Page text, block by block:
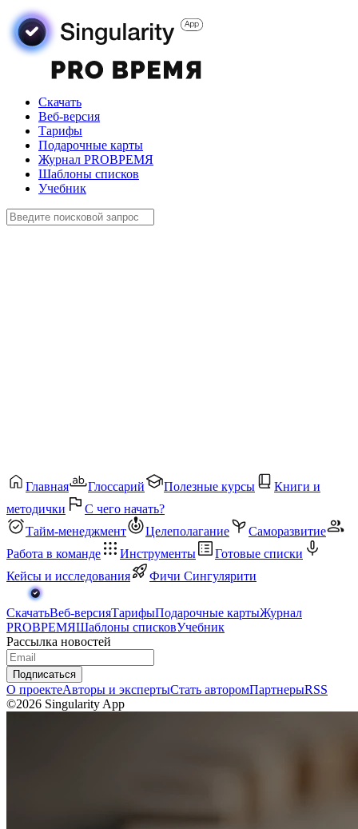
Скачать
Веб-версия
Тарифы
Подарочные карты
Журнал PROВРЕМЯ
Шаблоны списков
Учебник
Главная Глоссарий Полезные курсы
Книги и
методички
С чего начать?
Тайм-менеджмент
Целеполагание
Саморазвитие
Работа в команде
Инструменты
Готовые списки
Кейсы и исследования
Фичи Сингулярити
СкачатьВеб-версияТарифыПодарочные картыЖурнал
PROВРЕМЯШаблоны списковУчебник
Рассылка новостей
Подписаться
О проектеАвторы и экспертыСтать авторомПартнерыRSS
©2026 Singularity App